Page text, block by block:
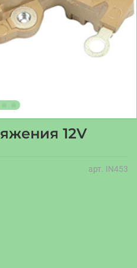
арт. IN453
12V